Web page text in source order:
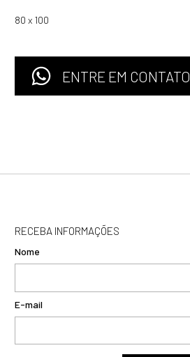
80 x 100
ENTRE EM CONTATO
RECEBA INFORMAÇÕES
Nome
E-mail